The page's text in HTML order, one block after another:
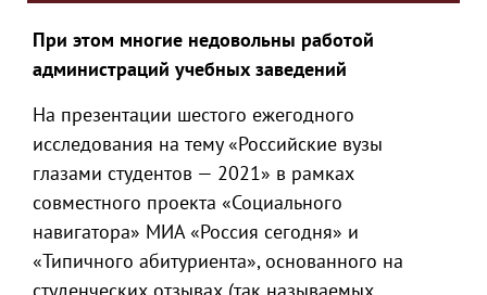
При этом многие недовольны работой
администраций учебных заведений
На презентации шестого ежегодного
исследования на тему «Российские вузы
глазами студентов — 2021» в рамках
совместного проекта «Социального
навигатора» МИА «Россия сегодня» и
«Типичного абитуриента», основанного на